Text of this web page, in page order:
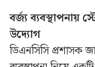
বর্জ্য ব্যবস্থাপনায়
উদ্যোগ
ডিএনসিসি প্রশাসক